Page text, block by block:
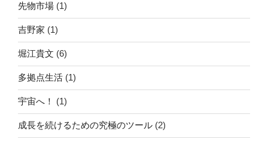
先物市場 (1)
吉野家 (1)
堀江貴文 (6)
多拠点生活 (1)
宇宙へ！ (1)
成長を続けるための究極のツール (2)